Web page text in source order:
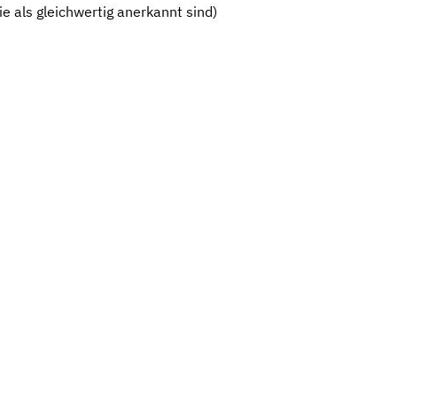
als gleichwertig anerkannt sind)